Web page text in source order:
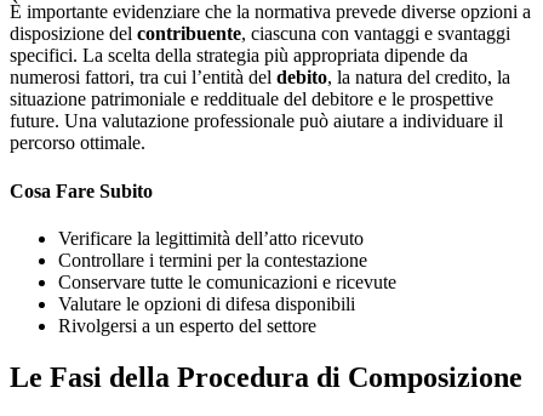
È importante evidenziare che la normativa prevede diverse opzioni a
disposizione del contribuente, ciascuna con vantaggi e svantaggi
specifici. La scelta della strategia più appropriata dipende da
numerosi fattori, tra cui l’entità del debito, la natura del credito, la
situazione patrimoniale e reddituale del debitore e le prospettive
future. Una valutazione professionale può aiutare a individuare il
percorso ottimale.
Cosa Fare Subito
Verificare la legittimità dell’atto ricevuto
Controllare i termini per la contestazione
Conservare tutte le comunicazioni e ricevute
Valutare le opzioni di difesa disponibili
Rivolgersi a un esperto del settore
Le Fasi della Procedura di Composizione